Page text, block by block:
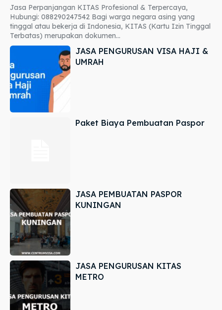
Jasa Perpanjangan KITAS Profesional & Terpercaya,
Hubungi: 088290247542 Bagi warga negara asing yang
tinggal atau bekerja di Indonesia, KITAS (Kartu Izin Tinggal
Terbatas) merupakan dokumen...
JASA PENGURUSAN VISA HAJI &
UMRAH
Paket Biaya Pembuatan Paspor
JASA PEMBUATAN PASPOR
KUNINGAN
JASA PENGURUSAN KITAS
METRO